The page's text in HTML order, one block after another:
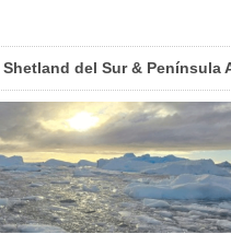
Shetland del Sur & Península